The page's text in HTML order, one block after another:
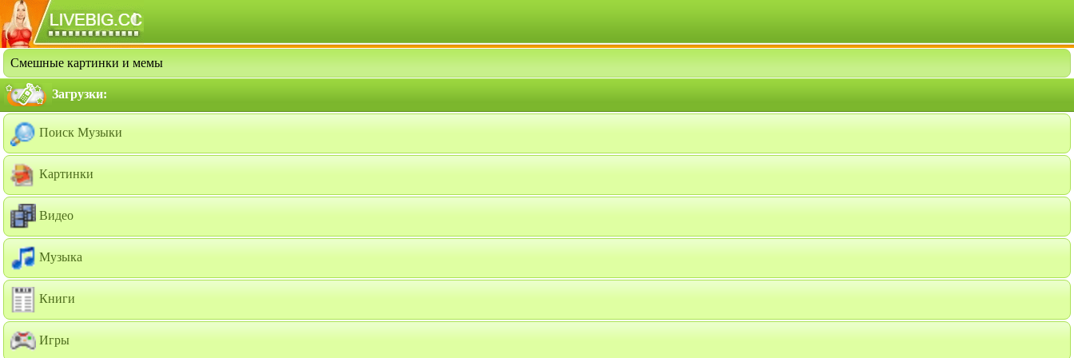
Смешные картинки и мемы
Загрузки:
Поиск Музыки
Картинки
Видео
Музыка
Книги
Игры